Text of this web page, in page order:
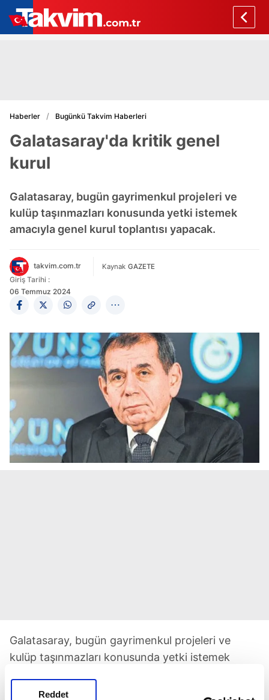
Reddet
Haberler Bugünkü Takvim Haberleri
Galatasaray'da kritik genel
kurul
Galatasaray, bugün gayrimenkul projeleri ve
kulüp taşınmazları konusunda yetki istemek
amacıyla genel kurul toplantısı yapacak.
takvim.com.tr Kaynak GAZETE
Giriş Tarihi :
06 Temmuz 2024
Galatasaray, bugün gayrimenkul projeleri ve
kulüp taşınmazları konusunda yetki istemek
içlerinde Galatasaray Adası, Kemerburgaz